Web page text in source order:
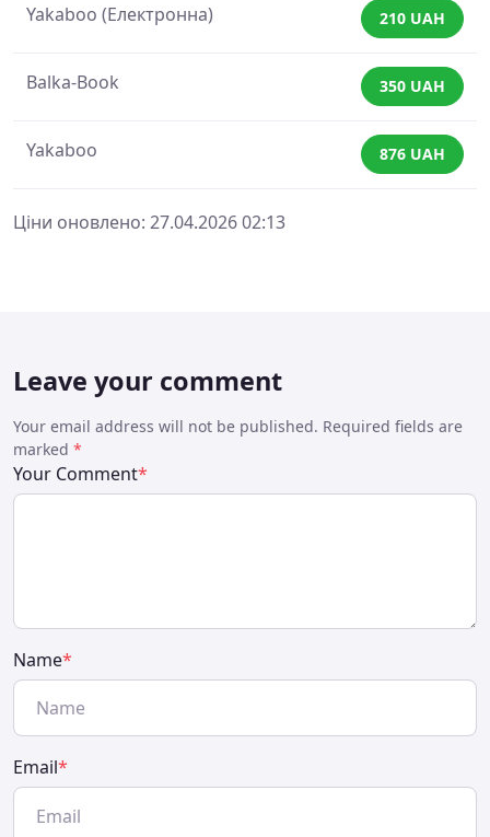
Yakaboo (Електронна) 210 UAH
Balka-Book 350 UAH
Yakaboo 876 UAH
Ціни оновлено: 27.04.2026 02:13
Leave your comment
Your email address will not be published. Required fields are
marked *
Your Comment*
Name*
Email*